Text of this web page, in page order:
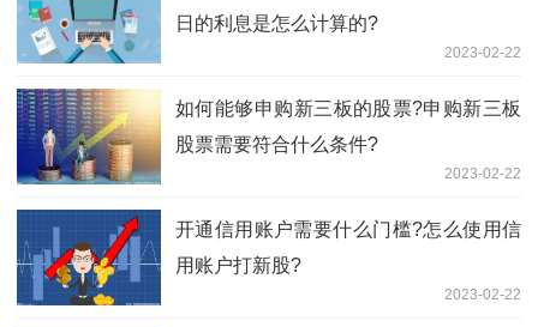
日的利息是怎么计算的?
2023-02-22
如何能够​申购新三板的股票?申购新三板
股票需要符合什么条件?
2023-02-22
开通信用账户需要什么门槛?怎么使用信
用账户打新股?
2023-02-22